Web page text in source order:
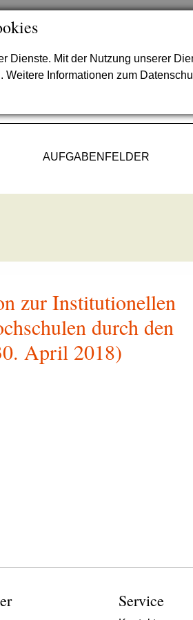
Dienste. Mit der Nutzung unserer
Informationen zum
AUFGABENFELDER
zur Institutionellen
durch den
April 2018)
Service